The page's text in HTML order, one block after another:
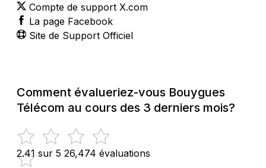
Compte de support X.com
La page Facebook
Site de Support Officiel
Comment évalueriez-vous Bouygues
Télécom au cours des 3 derniers mois?
2.41 sur 5 26,474 évaluations